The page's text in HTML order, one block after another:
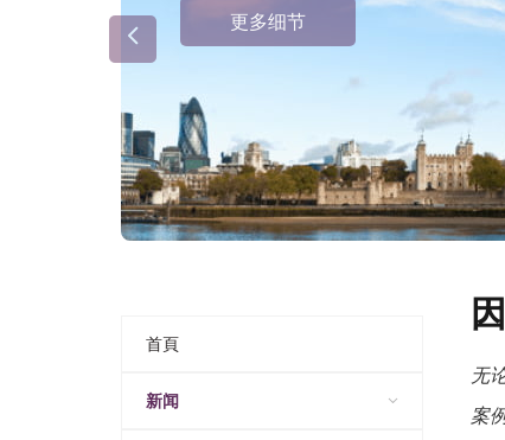
更多细节
首頁
新闻
无
案